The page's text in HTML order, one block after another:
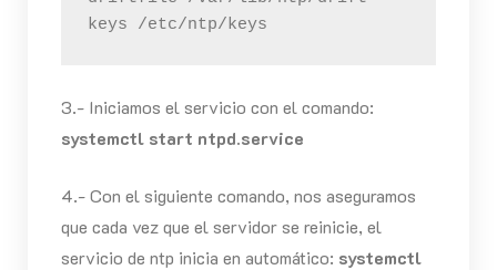
keys /etc/ntp/keys
3.- Iniciamos el servicio con el comando:
systemctl start ntpd.service
4.- Con el siguiente comando, nos aseguramos
que cada vez que el servidor se reinicie, el
servicio de ntp inicia en automático: systemctl